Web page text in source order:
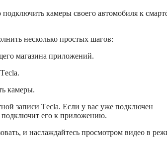
камеры своего автомобиля к
несколько простых шагов:
магазина приложений.
камеры.
записи Tесla. Если у вас уже подключен
подключит его к приложению.
и наслаждайтесь просмотром видео в